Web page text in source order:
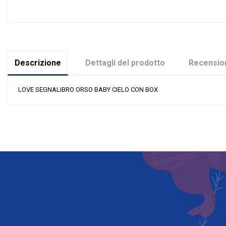
Descrizione Dettagli del prodotto
LOVE SEGNALIBRO ORSO BABY CIELO CON BOX
Evento